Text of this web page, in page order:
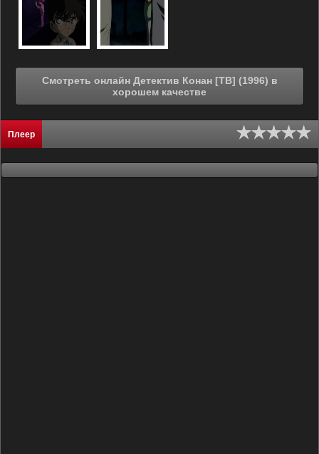
Смотреть онлайн Детектив Конан [ТВ] (1996) в
хорошем качестве
Плеер